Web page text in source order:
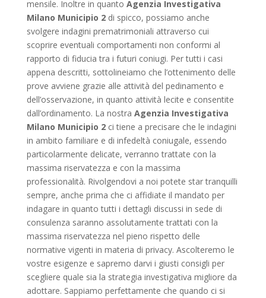
mensile. Inoltre in quanto Agenzia Investigativa
Milano Municipio 2di spicco, possiamo anche
svolgere indagini prematrimoniali attraverso cui
scoprire eventuali comportamenti non conformi al
rapporto di fiducia tra i futuri coniugi. Per tutti i casi
appena descritti, sottolineiamo che l’ottenimento delle
prove avviene grazie alle attività del pedinamento e
dell’osservazione, in quanto attività lecite e consentite
dall’ordinamento. La nostra Agenzia Investigativa
Milano Municipio 2ci tiene a precisare che le indagini
in ambito familiare e di infedeltà coniugale, essendo
particolarmente delicate, verranno trattate con la
massima riservatezza e con la massima
professionalità. Rivolgendovi a noi potete star tranquilli
sempre, anche prima che ci affidiate il mandato per
indagare in quanto tutti i dettagli discussi in sede di
consulenza saranno assolutamente trattati con la
massima riservatezza nel pieno rispetto delle
normative vigenti in materia di privacy. Ascolteremo le
vostre esigenze e sapremo darvi i giusti consigli per
scegliere quale sia la strategia investigativa migliore da
adottare. Sappiamo perfettamente che quando ci si